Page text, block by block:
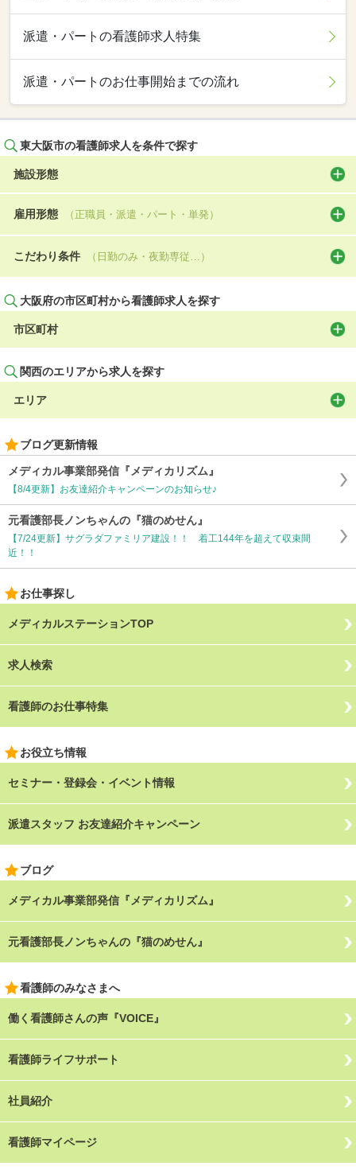
派遣・パートの看護師求人特集
派遣・パートのお仕事開始までの流れ
東大阪市の看護師求人を条件で探す
施設形態
雇用形態 （正職員・派遣・パート・単発）
こだわり条件 （日勤のみ・夜勤専従…）
大阪府の市区町村から看護師求人を探す
市区町村
関西のエリアから求人を探す
エリア
ブログ更新情報
メディカル事業部発信『メディカリズム』
【8/4更新】お友達紹介キャンペーンのお知らせ♪
元看護部長ノンちゃんの『猫のめせん』
【7/24更新】サグラダファミリア建設！！ 着工144年を超えて収束間
近！！
お仕事探し
メディカルステーションTOP
求人検索
看護師のお仕事特集
お役立ち情報
セミナー・登録会・イベント情報
派遣スタッフ お友達紹介キャンペーン
ブログ
メディカル事業部発信『メディカリズム』
元看護部長ノンちゃんの『猫のめせん』
看護師のみなさまへ
働く看護師さんの声『VOICE』
看護師ライフサポート
社員紹介
看護師マイページ